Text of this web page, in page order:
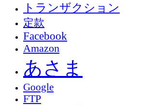
トランザクション
定款
Facebook
Amazon
あさま
Google
FTP